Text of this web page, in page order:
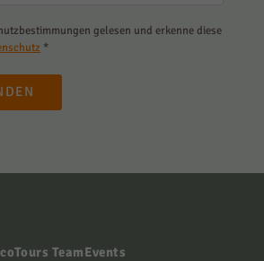
gelesen und erkenne diese
*
TeamEvents